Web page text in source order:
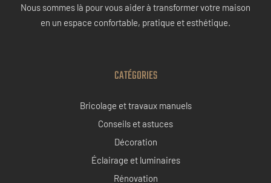
Nous sommes là pour vous aider à transformer votre maison
en un espace confortable, pratique et esthétique.
CATÉGORIES
Bricolage et travaux manuels
Conseils et astuces
Décoration
Éclairage et luminaires
Rénovation